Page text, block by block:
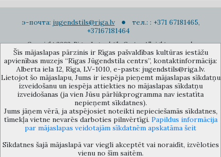
э-почта: jugendstils@riga.lv
тел.: : +371 67181465,
+37167181464
Copyright 2022. Rigas Jugendstila Centrs. All right reserved.
Подписаться на новости
Музей объединения культурных учереждений Рижского
самоуправления «Рижский центр югендстиля», улица Альберта 12,
Рига, LV 1010, Латвия (дверной код: 12), jugendstils@riga.lv
Šīs mājaslapas pārzinis ir Rīgas pašvaldības kultūras iestāžu
apvienības muzejs “Rīgas Jūgendstila centrs”, kontaktinformācija:
Alberta iela 12, Rīga, LV-1010, e-pasts: jugendstils@riga.lv.
Lietojot šo mājaslapu, Jums ir iespēja pieņemt mājaslapas sīkdatņu
izveidošanu un iespēja attiekties no mājaslapas sīkdatņu
izveidošanas (ja vien Jūsu pārlūkprogramma nav iestatīta
nepieņemt sīkdatnes).
Jums jāņem vērā, ja atspējosiet noteikti nepieciešamās sīkdatnes,
tīmekļa vietne nevarēs darboties pilnvērtīgi. Papildus informācija
par mājaslapas veidotajām sīkdatnēm apskatāma šeit
Sīkdatnes šajā mājaslapā var viegli akceptēt vai noraidīt, izvēloties
vienu no šīm saitēm.